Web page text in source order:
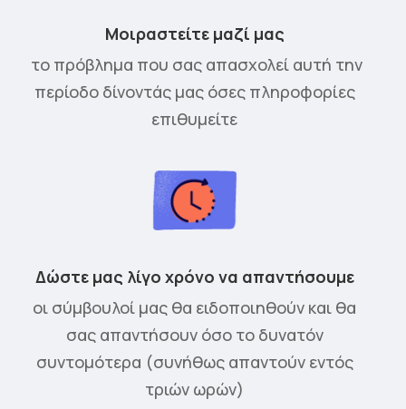
Μοιραστείτε μαζί μας
το πρόβλημα που σας απασχολεί αυτή την
περίοδο δίνοντάς μας όσες πληροφορίες
επιθυμείτε
Δώστε μας λίγο χρόνο να απαντήσουμε
οι σύμβουλοί μας θα ειδοποιηθούν και θα
σας απαντήσουν όσο το δυνατόν
συντομότερα (συνήθως απαντούν εντός
τριών ωρών)